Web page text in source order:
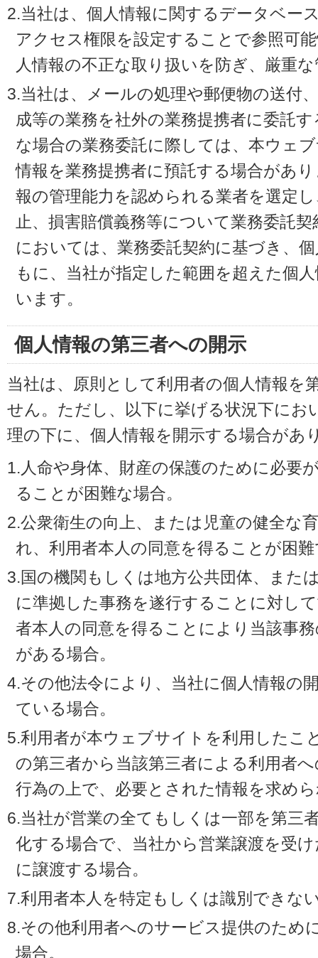
2.当社は、個人情報に関するデータベー
アクセス権限を設定することで参照可
人情報の不正な取り扱いを防ぎ、厳重
3.当社は、メールの処理や郵便物の送付
成等の業務を社外の業務提携者に委託
な場合の業務委託に際しては、本ウェ
情報を業務提携者に預託する場合があ
報の管理能力を認められる業者を選定
止、損害賠償義務等について業務委託
においては、業務委託契約に基づき、
もに、当社が指定した範囲を超えた個
います。
個人情報の第三者への開示
当社は、原則として利用者の個人情報を
せん。ただし、以下に挙げる状況下にお
理の下に、個人情報を開示する場合があ
1.人命や身体、財産の保護のために必要
ることが困難な場合。
2.公衆衛生の向上、または児童の健全な
れ、利用者本人の同意を得ることが困
3.国の機関もしくは地方公共団体、また
に準拠した事務を遂行することに対し
者本人の同意を得ることにより当該事
がある場合。
4.その他法令により、当社に個人情報の
ている場合。
5.利用者が本ウェブサイトを利用したこ
の第三者から当該第三者による利用者
行為の上で、必要とされた情報を求め
6.当社が営業の全てもしくは一部を第三
化する場合で、当社から営業譲渡を受
に譲渡する場合。
7.利用者本人を特定もしくは識別できな
8.その他利用者へのサービス提供のため
場合。